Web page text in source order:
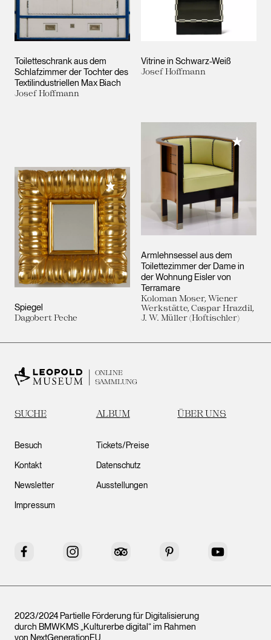
Toiletteschrank aus dem
Schlafzimmer der Tochter des
Textilindustriellen Max Biach
Josef Hoffmann
Vitrine in Schwarz-Weiß
Josef Hoffmann
Spiegel
Dagobert Peche
Meiner Sammlung hinzufügen
Armlehnsessel aus dem
Toilettezimmer der Dame in
der Wohnung Eisler von
Terramare
Koloman Moser, Wiener
Werkstätte, Caspar Hrazdil,
J. W. Müller (Hoftischler)
Meiner
ONLINE
SAMMLUNG
SUCHE ALBUM ÜBER UNS
Besuch
Kontakt
Newsletter
Impressum
Tickets/Preise
Datenschutz
Ausstellungen
Facebook Instagram Tripadvisor Pinterest YouTube
2023/2024 Partielle Förderung für Digitalisierung
durch BMWKMS „Kulturerbe digital“ im Rahmen
von NextGenerationEU